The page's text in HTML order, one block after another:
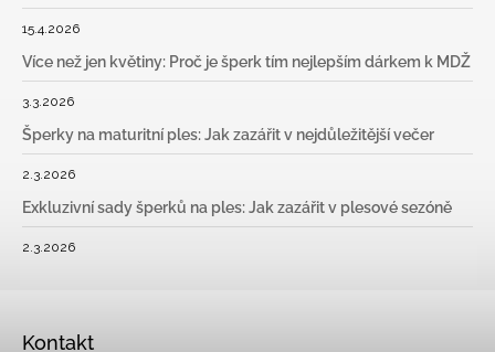
15.4.2026
Více než jen květiny: Proč je šperk tím nejlepším dárkem k MDŽ
3.3.2026
Šperky na maturitní ples: Jak zazářit v nejdůležitější večer
2.3.2026
Exkluzivní sady šperků na ples: Jak zazářit v plesové sezóně
2.3.2026
Kontakt